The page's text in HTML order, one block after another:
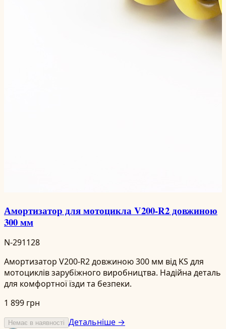
Амортизатор для мотоцикла V200-R2 довжиною
300 мм
N-291128
Амортизатор V200-R2 довжиною 300 мм від KS для
мотоциклів зарубіжного виробництва. Надійна деталь
для комфортної їзди та безпеки.
1 899 грн
Немає в наявності Детальніше →